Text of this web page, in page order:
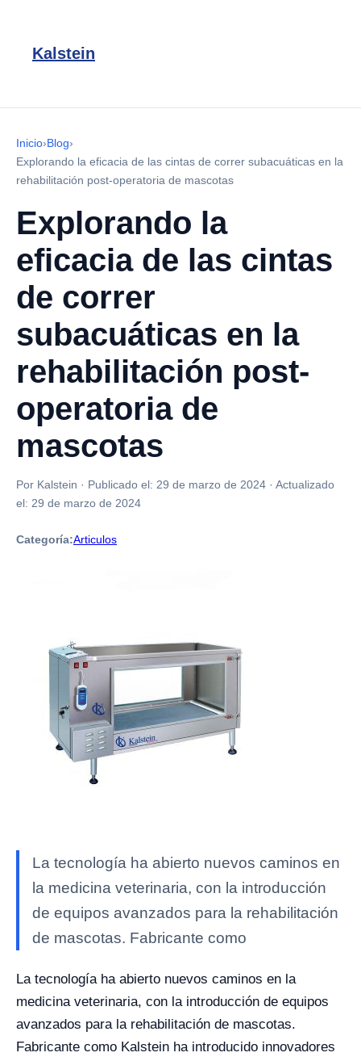
Kalstein
Inicio›Blog›
Explorando la eficacia de las cintas de correr subacuáticas en la
rehabilitación post-operatoria de mascotas
Explorando la
eficacia de las cintas
de correr
subacuáticas en la
rehabilitación post-
operatoria de
mascotas
Por Kalstein · Publicado el: 29 de marzo de 2024 · Actualizado
el: 29 de marzo de 2024
Categoría:Articulos
La tecnología ha abierto nuevos caminos en
la medicina veterinaria, con la introducción
de equipos avanzados para la rehabilitación
de mascotas. Fabricante como
La tecnología ha abierto nuevos caminos en la
medicina veterinaria, con la introducción de equipos
avanzados para la rehabilitación de mascotas.
Fabricante como Kalstein ha introducido innovadores